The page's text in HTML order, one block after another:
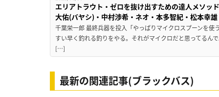
エリアトラウト・ゼロを抜け出すための達人メソッ
大佑(バヤシ)・中村渉希・ネオ・本多智紀・松本幸
千葉栄一郎 最終兵器を投入「やっぱりマイクロスプーンを
すい早く釣れる釣りをやる。それがマイクロだと思ってるん
[…]
最新の関連記事(ブラックバス)